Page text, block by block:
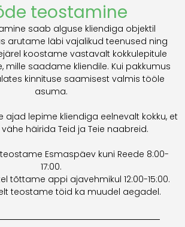
teostamine
saab alguse kliendiga objektil
arutame läbi vajalikud teenused ning
koostame vastavalt kokkulepitule
mille saadame kliendile. Kui pakkumus
kinnituse saamisest valmis tööle
asuma.
ajad lepime kliendiga eelnevalt kokku, et
häirida Teid ja Teie naabreid.
Esmaspäev kuni Reede 8:00-
17:00.
tõttame appi ajavehmikul 12:00-15:00.
teostame töid ka muudel aegadel.